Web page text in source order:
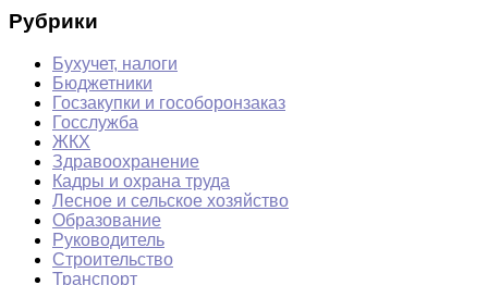
Рубрики
Бухучет, налоги
Бюджетники
Госзакупки и гособоронзаказ
Госслужба
ЖКХ
Здравоохранение
Кадры и охрана труда
Лесное и сельское хозяйство
Образование
Руководитель
Строительство
Транспорт